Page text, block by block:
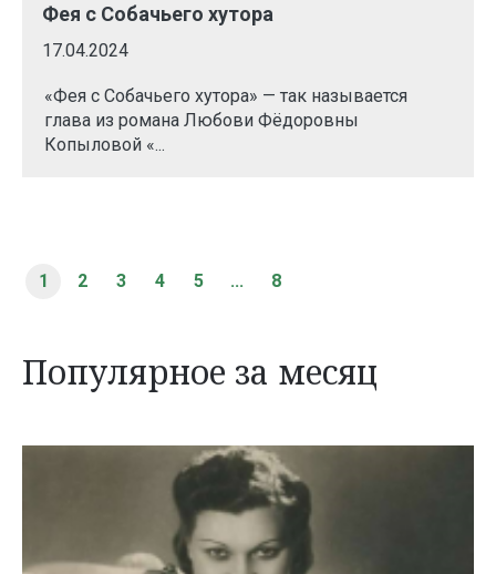
Фея с Собачьего хутора
17.04.2024
«Фея с Собачьего хутора» — так называется
глава из романа Любови Фёдоровны
Копыловой «...
1 2 3 4 5 ... 8
Популярное за месяц